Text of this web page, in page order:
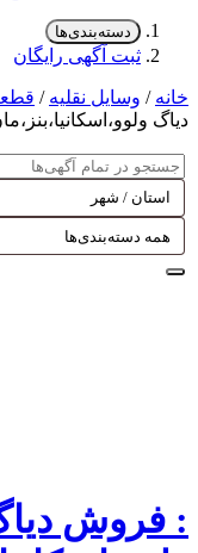
دسته‌بندی‌ها
ثبت آگهی رایگان
/وسایل نقلیه/قطعات
فروش